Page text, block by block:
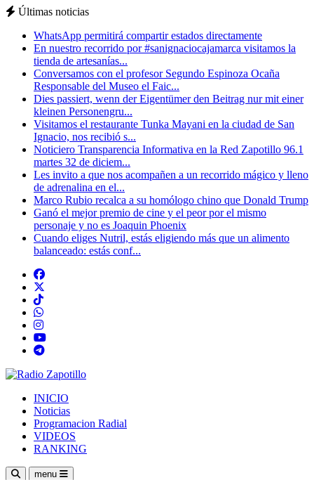
Últimas noticias
WhatsApp permitirá compartir estados directamente
En nuestro recorrido por #sanignaciocajamarca visitamos la
tienda de artesanías...
Conversamos con el profesor Segundo Espinoza Ocaña
Responsable del Museo el Faic...
Dies passiert, wenn der Eigentümer den Beitrag nur mit einer
kleinen Personengru...
Visitamos el restaurante Tunka Mayani en la ciudad de San
Ignacio, nos recibió s...
Noticiero Transparencia Informativa en la Red Zapotillo 96.1
martes 32 de diciem...
Les invito a que nos acompañen a un recorrido mágico y lleno
de adrenalina en el...
Marco Rubio recalca a su homólogo chino que Donald Trump
Ganó el mejor premio de cine y el peor por el mismo
personaje y no es Joaquin Phoenix
Cuando eliges Nutril, estás eligiendo más que un alimento
balanceado: estás conf...
INICIO
Noticias
Programacion Radial
VIDEOS
RANKING
menu